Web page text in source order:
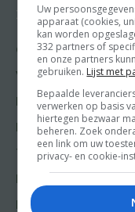
sandwich?! Een
Gewoon lekker en
hoeven staren op
eten een heilig
dieetgoeroes. Niet
minder. Bijna
verstand je goeroe
Anita Witzier
Recepten
Gangen
Voorgerecht
Hoofdgerecht
Nagerecht
Tussengerecht
Bakrecepten
Uw
apparaat (cookies,
kan worden
332 partners of
en onze partners
gebruiken. Lijst met
Bepaalde
verwerken op basis
hiertegen bezwaar
beheren. Zoek
een link om uw
privacy- en cookie-